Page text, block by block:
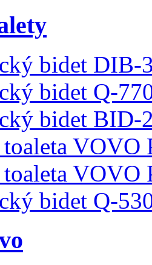
bidet DIB-
bidet Q-
bidet BID-
VOVO
VOVO
bidet Q-